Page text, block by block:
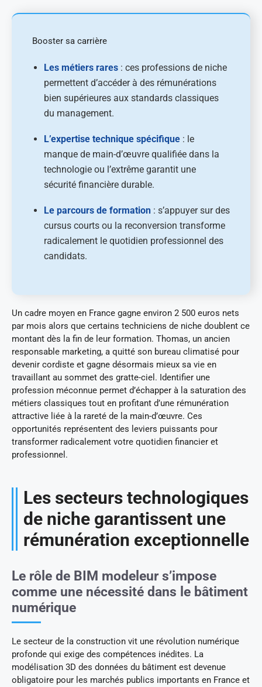
Booster sa carrière
Les métiers rares : ces professions de niche
permettent d’accéder à des rémunérations
bien supérieures aux standards classiques
du management.
L’expertise technique spécifique : le
manque de main-d’œuvre qualifiée dans la
technologie ou l’extrême garantit une
sécurité financière durable.
Le parcours de formation : s’appuyer sur des
cursus courts ou la reconversion transforme
radicalement le quotidien professionnel des
candidats.
Un cadre moyen en France gagne environ 2 500 euros nets
par mois alors que certains techniciens de niche doublent ce
montant dès la fin de leur formation. Thomas, un ancien
responsable marketing, a quitté son bureau climatisé pour
devenir cordiste et gagne désormais mieux sa vie en
travaillant au sommet des gratte-ciel. Identifier une
profession méconnue permet d’échapper à la saturation des
métiers classiques tout en profitant d’une rémunération
attractive liée à la rareté de la main-d’œuvre. Ces
opportunités représentent des leviers puissants pour
transformer radicalement votre quotidien financier et
professionnel.
Les secteurs technologiques
de niche garantissent une
rémunération exceptionnelle
Le rôle de BIM modeleur s’impose
comme une nécessité dans le bâtiment
numérique
Le secteur de la construction vit une révolution numérique
profonde qui exige des compétences inédites. La
modélisation 3D des données du bâtiment est devenue
obligatoire pour les marchés publics importants en France et